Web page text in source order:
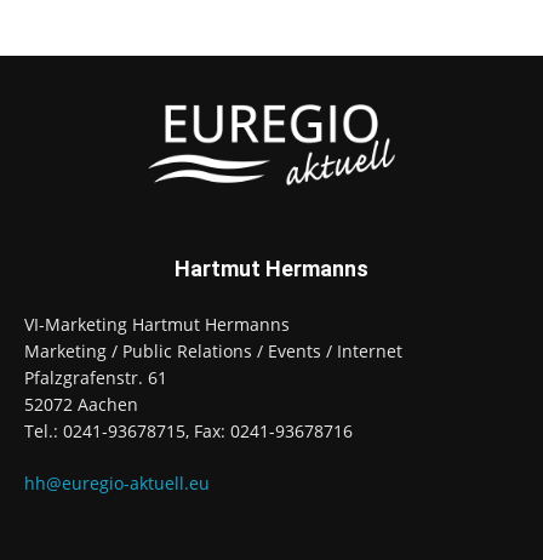
Hartmut Hermanns
VI-Marketing Hartmut Hermanns
Marketing / Public Relations / Events / Internet
Pfalzgrafenstr. 61
52072 Aachen
Tel.: 0241-93678715, Fax: 0241-93678716
hh@euregio-aktuell.eu